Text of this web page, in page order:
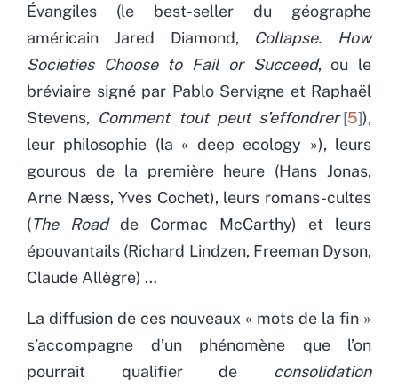
Évangiles (le best-seller du géographe
américain Jared Diamond, Collapse. How
Societies Choose to Fail or Succeed, ou le
bréviaire signé par Pablo Servigne et Raphaël
Stevens, Comment tout peut s’effondrer 5 ),
leur philosophie (la « deep ecology »), leurs
gourous de la première heure (Hans Jonas,
Arne Næss, Yves Cochet), leurs romans-cultes
(The Roadde Cormac McCarthy) et leurs
épouvantails (Richard Lindzen, Freeman Dyson,
Claude Allègre) …
La diffusion de ces nouveaux « mots de la fin »
s’accompagne d’un phénomène que l’on
pourrait qualifier de consolidation